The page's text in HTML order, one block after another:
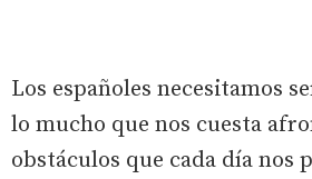
Los españoles necesitamos
lo mucho que nos cuesta
obstáculos que cada día nos